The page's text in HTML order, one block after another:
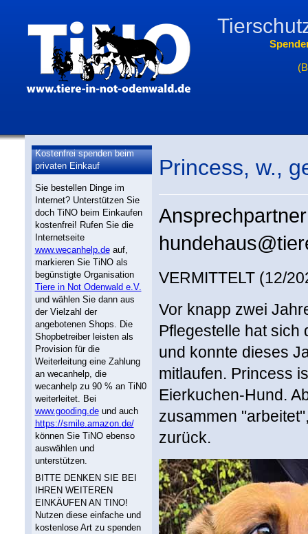
Kostenfrei spenden beim
privaten Einkauf
Sie bestellen Dinge im
Internet? Unterstützen Sie
doch TiNO beim Einkaufen
kostenfrei! Rufen Sie die
Internetseite
www.wecanhelp.deauf,
markieren Sie TiNO als
begünstigte Organisation
Tiere in Not Odenwald e.V.
und wählen Sie dann aus
der Vielzahl der
angebotenen Shops. Die
Shopbetreiber leisten als
Provision für die
Weiterleitung eine Zahlung
an wecanhelp, die
wecanhelp zu 90 % an TiN0
weiterleitet. Bei
www.gooding.deund auch
https://smile.amazon.de/
können Sie TiNO ebenso
auswählen und
unterstützen.
BITTE DENKEN SIE BEI
IHREN WEITEREN
EINKÄUFEN AN TINO!
Nutzen diese einfache und
kostenlose Art zu spenden
Princess, w.,
VERMITTELT (12/
Vor knapp zwei
Pflegestelle hat sich
und konnte dieses
mitlaufen. Princess
Eierkuchen-Hund.
zusammen
zurück.